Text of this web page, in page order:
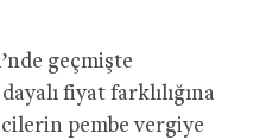
geçmişte
fiyat farklılığına
pembe vergiye